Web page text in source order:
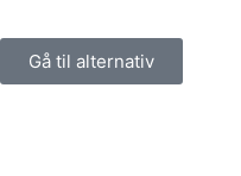
Gå til alternativ